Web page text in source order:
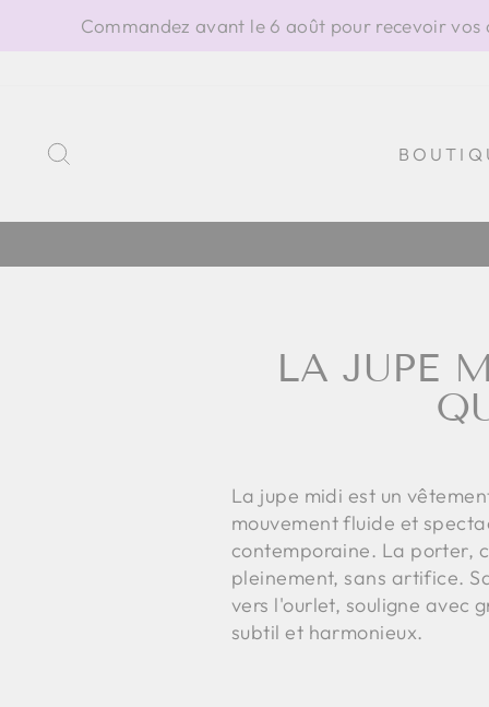
Commandez avant le 6 août pour recevoir vos
LA JUPE
La jupe midi est un
mouvement fluide et
contemporaine. La porter,
pleinement, sans artifice.
vers l'ourlet, souligne avec
subtil et harmonieux.